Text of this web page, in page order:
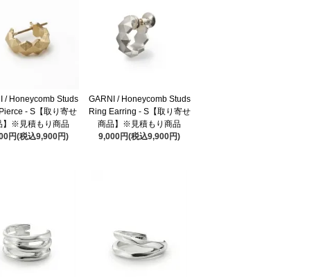
/ Honeycomb Studs
- S【取り寄せ
】※見積もり商品
円(税込9,900円)
GARNI / Honeycomb Studs
Ring Earring - S【取り寄せ
商品】※見積もり商品
9,000円(税込9,900円)